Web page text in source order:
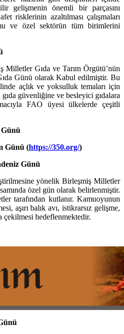
gelişmenin önemli bir parçasını
risklerinin azaltılması çalışmaları
ve özel sektörün tüm birimlerini
Milletler Gıda ve Tarım Örgütü’nün
Günü olarak Kabul edilmiştir. Bu
açlık ve yoksulluk temaları için
güvenliğine ve besleyici gıdalara
FAO üyesi ülkelerde çeşitli
Günü (https://350.org/)
Günü
yönelik Birleşmiş Milletler
özel gün olarak belirlenmiştir.
tarafından kutlanır. Kamuoyunun
aşırı balık avı, istikrarsız gelişme,
çekilmesi hedeflenmektedir.